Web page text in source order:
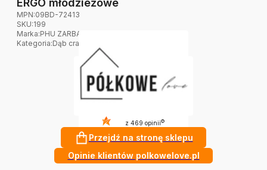
MPN:09BD-72413
SKU:199
Marka:PHU ZARBAU
Kategoria:Dąb craft złoty
4.9 z 469 opinii ?
Przejdź na stronę sklepu
Opinie klientów polkowelove.pl